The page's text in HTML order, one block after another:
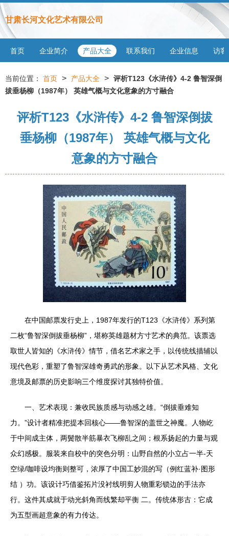
甘肃长河文化艺术有限公司
首页 企业简介 产品大全 联系我们 企业信息 访客
当前位置： 首页 > 产品大全 > 评析T123《水浒传》4-2 鲁智深倒
拔垂杨柳（1987年） 英雄气概与文化意象的方寸融合
评析T123《水浒传》4-2 鲁智深倒拔
垂杨柳（1987年） 英雄气概与文化
意象的方寸融合
在中国邮票发行史上，1987年发行的T123《水浒传》系列第
二枚“鲁智深倒拔垂杨柳”，堪称英雄题材方寸艺术的典范。该票选
取世人皆知的《水浒传》情节，借名艺术家之手，以传统线描辅以
现代色彩，重塑了鲁智深雄奇勇武的形象。以下从艺术风格、文化
意境及邮票的历史影响三个维度探讨其独特价值。
一、艺术表现：兼收民族质感与动感之雄。“倒拔垂难知
力。”设计者精准把提本回核心——鲁智深的盖世之神魔。人物屹
于中间成主体，两鬓散半筋暴衣飞柳乱之间；根系扬起的力量与观
众幻感极。服装来自校中的突色分明：山野自然的小立占一半-天
空绿/咖啡设均衡则整可，浓厚了中国工妙混的写（例红蓝补·图形
结 ）功。该设计巧借鉴拓片没衬线明剪人物重彩锁边的手法亦
行。这件其成就于动光斜角而线繁却平衡 二。传统体形古：它成
为五型画超意象的有力传达。